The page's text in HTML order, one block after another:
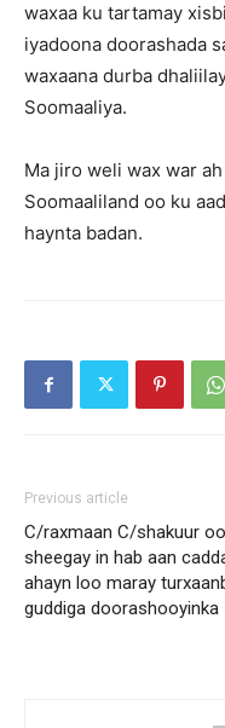
waxaa ku tartamay
iyadoona doorashada
waxaana durba
Soomaaliya.
Ma jiro weli wax war
Soomaaliland oo ku
haynta badan.
Previous article
C/raxmaan C/shakuur oo
sheegay in hab aan
ahayn loo maray
guddiga doorashooyinka